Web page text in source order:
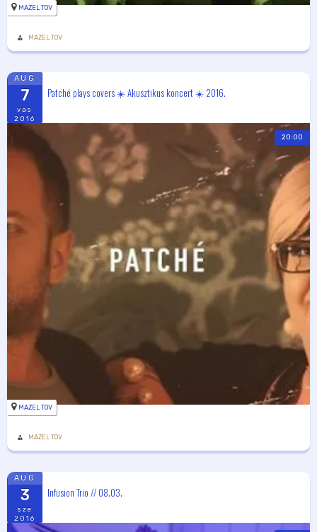
MAZEL TOV
MAZEL TOV
AUG
7
vas
2016
Patché plays covers ☀️ Akusztikus koncert ☀️ 2016.
20:00
MAZEL TOV
MAZEL TOV
AUG
3
sze
2016
Infusion Trio // 08.03.